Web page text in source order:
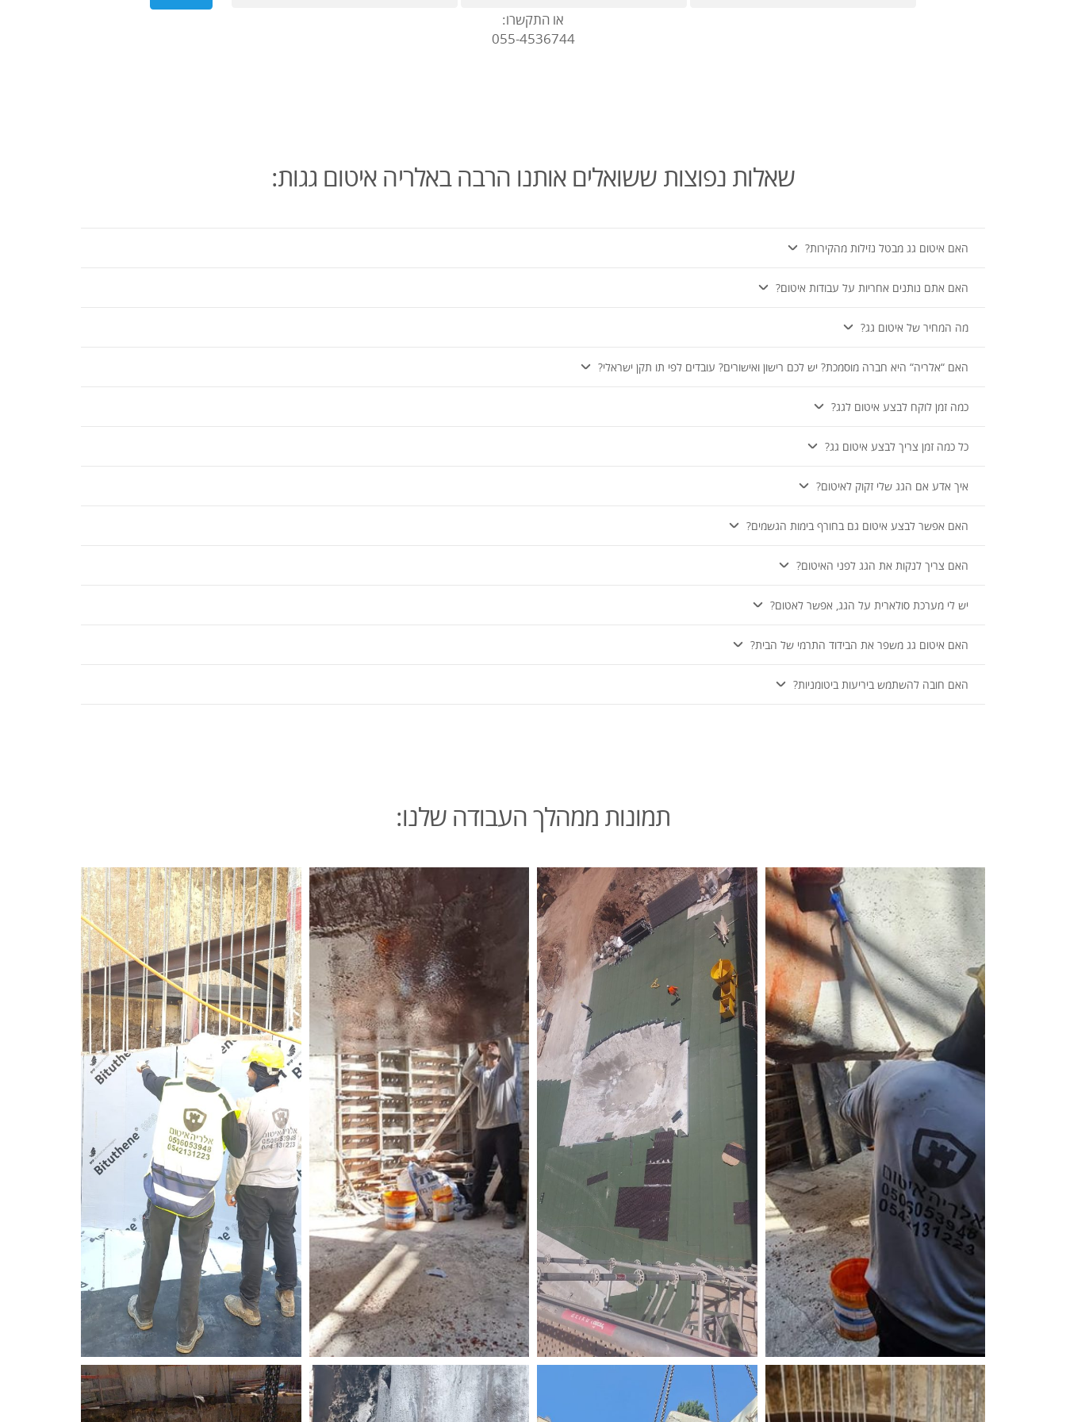
או התקשרו:
055-4536744
שאלות נפוצות ששואלים אותנו הרבה באלריה איטום גגות:
האם איטום גג מבטל נזילות מהקירות?
האם אתם נותנים אחריות על עבודות איטום?
מה המחיר של איטום גג?
האם “אלריה“ היא חברה מוסמכת? יש לכם רישון ואישורים? עובדים לפי תו תקן ישראלי?
כמה זמן לוקח לבצע איטום לגג?
כל כמה זמן צריך לבצע איטום גג?
איך אדע אם הגג שלי זקוק לאיטום?
האם אפשר לבצע איטום גם בחורף בימות הגשמים?
האם צריך לנקות את הגג לפני האיטום?
יש לי מערכת סולארית על הגג, אפשר לאטום?
האם איטום גג משפר את הבידוד התרמי של הבית?
האם חובה להשתמש ביריעות ביטומניות?
תמונות ממהלך העבודה שלנו: